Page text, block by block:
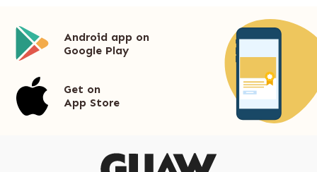
Android app on
Google Play
Get on
App Store